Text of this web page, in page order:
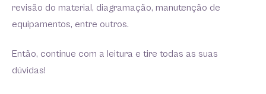
revisão do material, diagramação, manutenção de
equipamentos, entre outros.
Então, continue com a leitura e tire todas as suas
dúvidas!